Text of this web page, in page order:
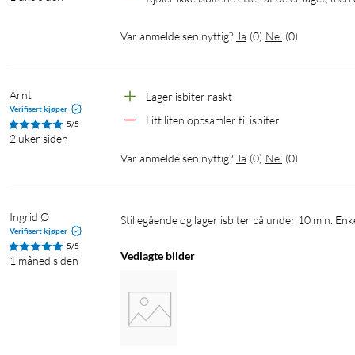
Slik gjør du:
Fyll vannbeholderen opp til maks-streken.
Velg størrelsen på isbitene via knappene på panelet.
Trykk på "on"-knappen på panelet.
Etter ca. 7–15 minutter er de første isbitene klare!
Var anmeldelsen nyttig? Ja (0) Nei (0)
Arnt
Verifisert kjøper
5/5
2 uker siden
Lager isbiter raskt
Litt liten oppsamler til isbiter
Var anmeldelsen nyttig? Ja (0) Nei (0)
Ingrid Ø
Verifisert kjøper
5/5
1 måned siden
Stillegående og lager isbiter på under 10 min.
Vedlagte bilder